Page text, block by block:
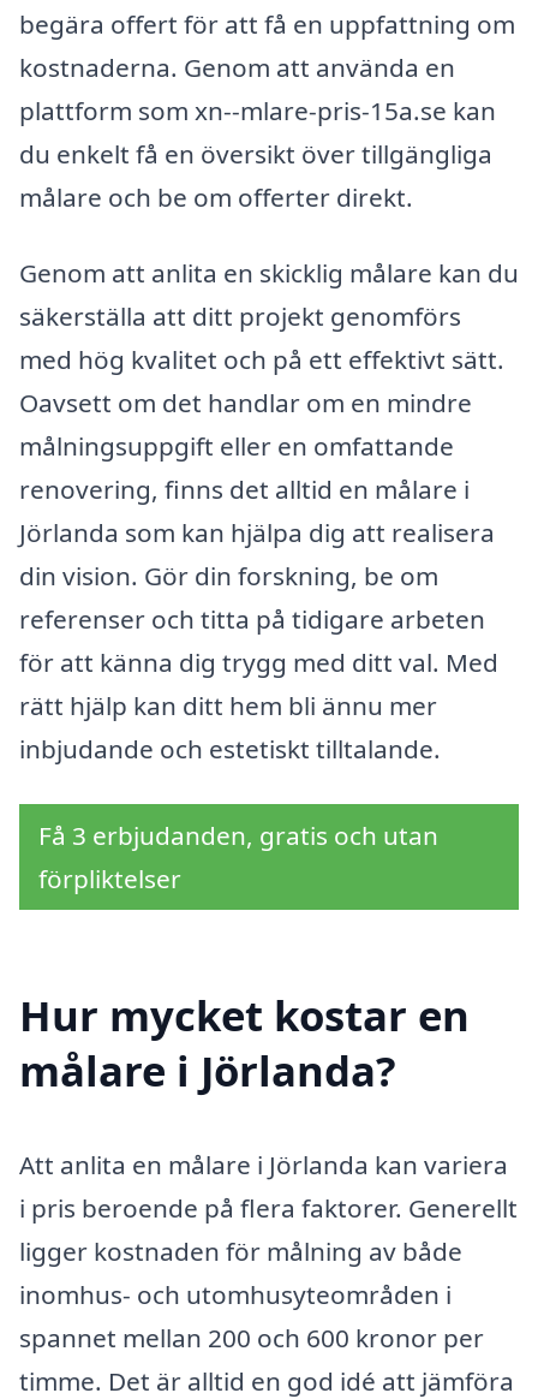
begära offert för att få en uppfattning om
kostnaderna. Genom att använda en
plattform som xn--mlare-pris-15a.se kan
du enkelt få en översikt över tillgängliga
målare och be om offerter direkt.
Genom att anlita en skicklig målare kan du
säkerställa att ditt projekt genomförs
med hög kvalitet och på ett effektivt sätt.
Oavsett om det handlar om en mindre
målningsuppgift eller en omfattande
renovering, finns det alltid en målare i
Jörlanda som kan hjälpa dig att realisera
din vision. Gör din forskning, be om
referenser och titta på tidigare arbeten
för att känna dig trygg med ditt val. Med
rätt hjälp kan ditt hem bli ännu mer
inbjudande och estetiskt tilltalande.
Få 3 erbjudanden, gratis och utan
förpliktelser
Hur mycket kostar en
målare i Jörlanda?
Att anlita en målare i Jörlanda kan variera
i pris beroende på flera faktorer. Generellt
ligger kostnaden för målning av både
inomhus- och utomhusyteområden i
spannet mellan 200 och 600 kronor per
timme. Det är alltid en god idé att jämföra